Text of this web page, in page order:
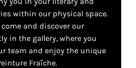
within our physical space.
and discover our
in the gallery, where you
team and enjoy the unique
Fraîche.